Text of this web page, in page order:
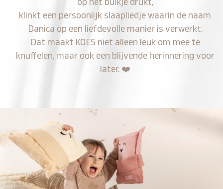
op het buikje drukt,
klinkt een persoonlijk slaapliedje waarin de naam
Danica op een liefdevolle manier is verwerkt.
Dat maakt KOES niet alleen leuk om mee te
knuffelen, maar ook een blijvende herinnering voor
later. ❤️